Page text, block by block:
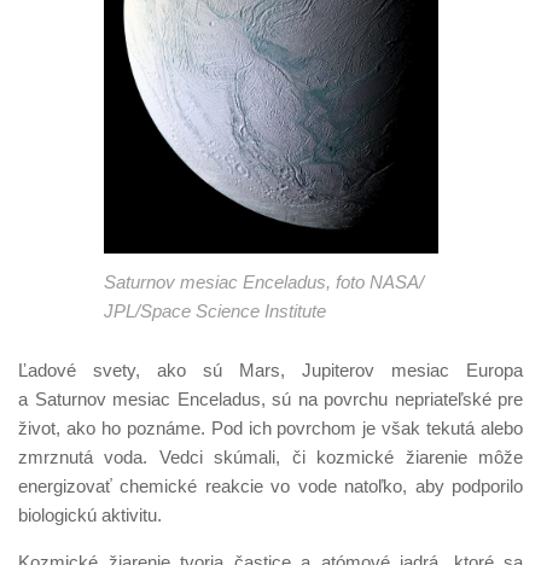
Saturnov mesiac Enceladus, foto NASA/
JPL/Space Science Institute
Ľadové svety, ako sú Mars, Jupiterov mesiac Europa
a Saturnov mesiac Enceladus, sú na povrchu nepriateľské pre
život, ako ho poznáme. Pod ich povrchom je však tekutá alebo
zmrznutá voda. Vedci skúmali, či kozmické žiarenie môže
energizovať chemické reakcie vo vode natoľko, aby podporilo
biologickú aktivitu.